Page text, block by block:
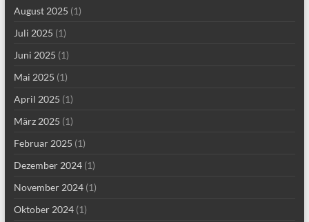
August 2025 (1)
Juli 2025 (1)
Juni 2025 (1)
Mai 2025 (1)
April 2025 (1)
März 2025 (1)
Februar 2025 (1)
Dezember 2024(1)
November 2024(1)
Oktober 2024(1)